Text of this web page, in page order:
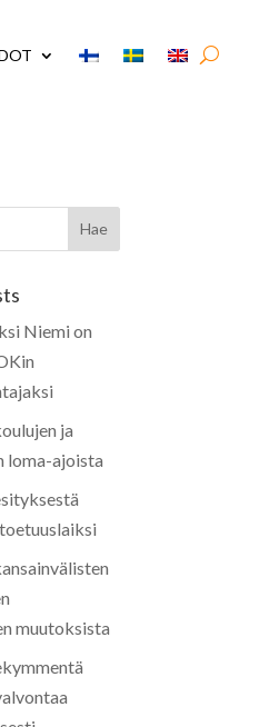
Niemi on
ja
loma-ajoista
muutoksista